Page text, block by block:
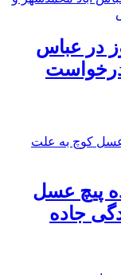
در عباس
درخواست
پیچ عسل
جاده